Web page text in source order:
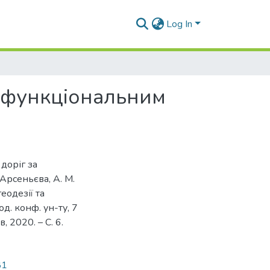
Log In
функціональним
за
А. М.
та
конф. ун-ту, 7
2020. – С. 6.